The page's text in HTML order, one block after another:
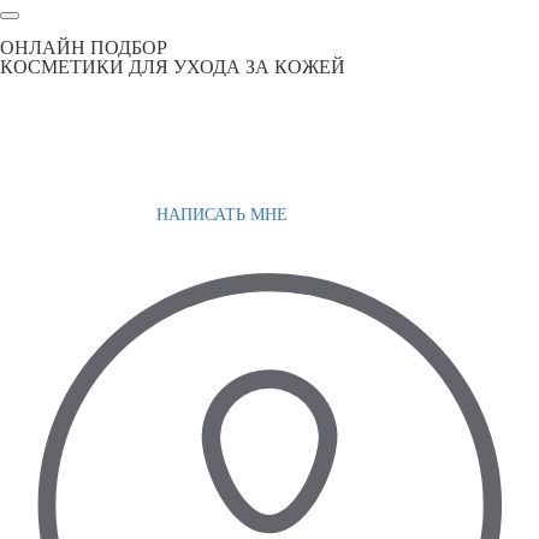
ОНЛАЙН ПОДБОР
КОСМЕТИКИ ДЛЯ УХОДА ЗА КОЖЕЙ
НАПИСАТЬ МНЕ